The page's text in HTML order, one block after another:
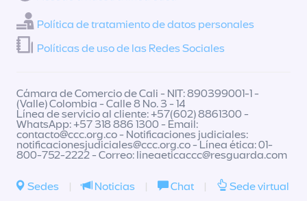
Política de tratamiento de datos personales
Políticas de uso de las Redes Sociales
Cámara de Comercio de Cali - NIT: 890399001-1 -
(Valle) Colombia - Calle 8 No. 3 - 14
Línea de servicio al cliente: +57(602) 8861300 -
WhatsApp: +57 318 886 1300 - Email:
contacto@ccc.org.co- Notificaciones judiciales:
notificacionesjudiciales@ccc.org.co- Línea ética: 01-
800-752-2222 - Correo: lineaeticaccc@resguarda.com
Sedes | Noticias | Chat | Sede virtual